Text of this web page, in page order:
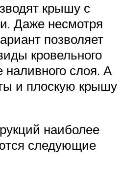
крышу с
Даже несмотря
позволяет
кровельного
наливного слоя. А
и плоскую крышу
наиболее
следующие